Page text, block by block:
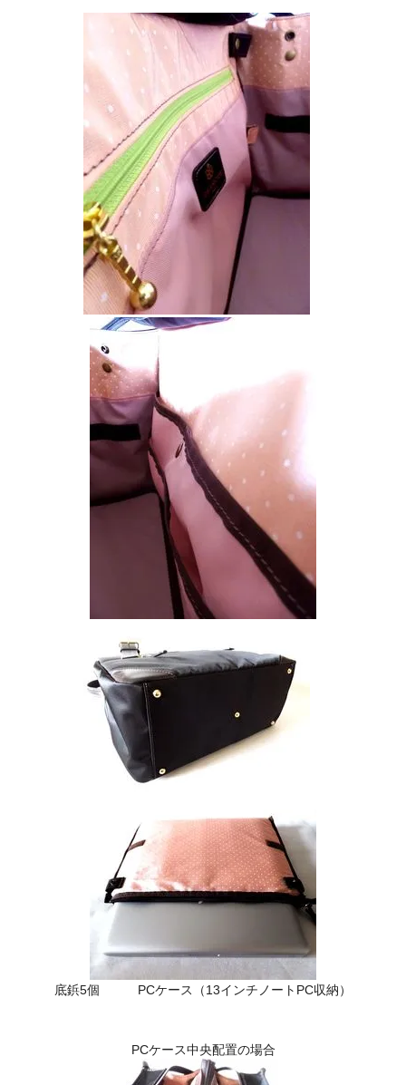
底鋲5個 PCケース（13インチノートPC収納）
PCケース中央配置の場合